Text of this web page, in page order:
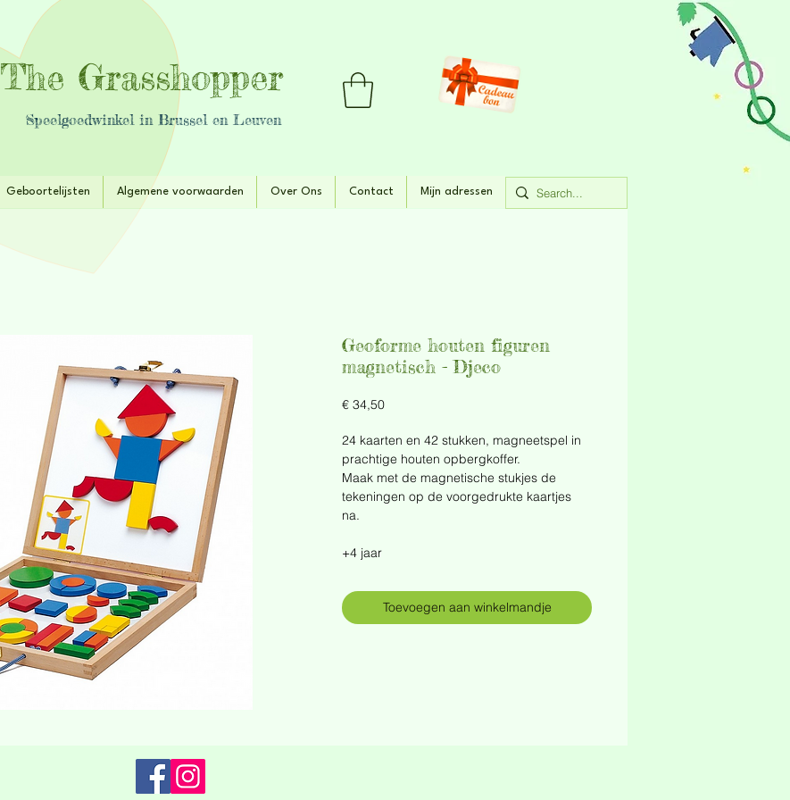
The Grasshopper
Speelgoedwinkel in Brussel en Leuven
Geboortelijsten Algemene voorwaarden Over Ons Contact Mijn adressen
Geoforme houten figuren
magnetisch - Djeco
€ 34,50Prijs
24 kaarten en 42 stukken, magneetspel in
prachtige houten opbergkoffer.
Maak met de magnetische stukjes de
tekeningen op de voorgedrukte kaartjes
na.
+4 jaar
Toevoegen aan winkelmandje